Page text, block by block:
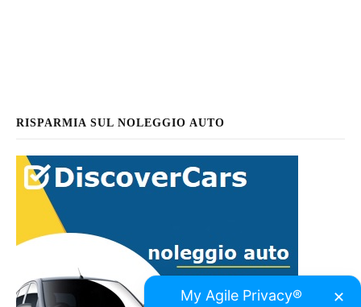
RISPARMIA SUL NOLEGGIO AUTO
My Agile Privacy® ✕